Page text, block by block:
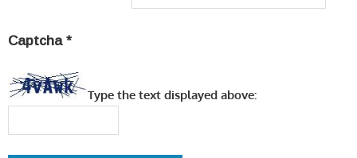
Captcha *
Type the text displayed above: